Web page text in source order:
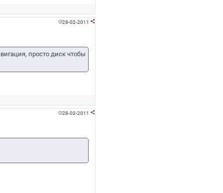
28-02-2011 
просто диск чтобы
28-02-2011 